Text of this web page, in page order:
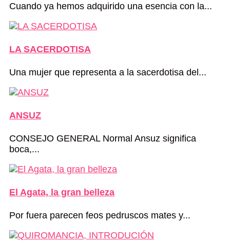
Cuando ya hemos adquirido una esencia con la...
LA SACERDOTISA
Una mujer que representa a la sacerdotisa del...
ANSUZ
CONSEJO GENERAL Normal Ansuz significa
boca,...
El Agata, la gran belleza
Por fuera parecen feos pedruscos mates y...